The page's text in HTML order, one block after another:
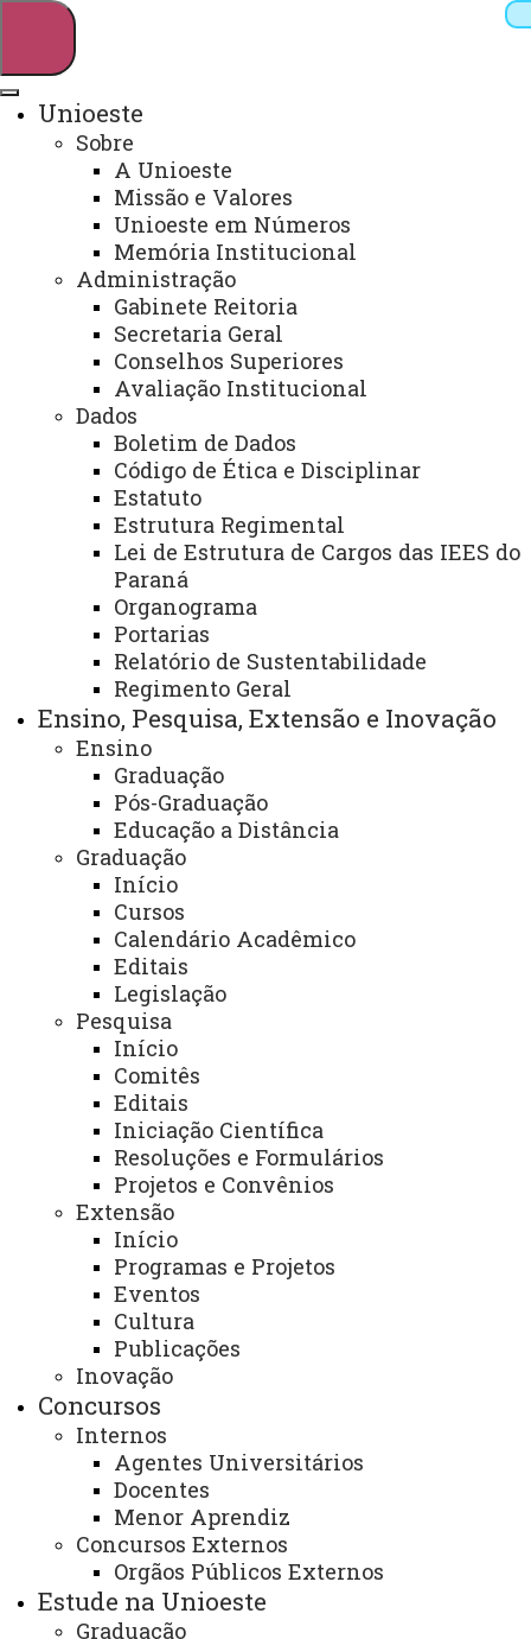
Webmail Sistemas
Telefones
Arquivo Virtual
Campus
Unioeste
Sobre
A Unioeste
Missão e Valores
Unioeste em Números
Memória Institucional
Administração
Gabinete Reitoria
Secretaria Geral
Conselhos Superiores
Avaliação Institucional
Dados
Boletim de Dados
Código de Ética e Disciplinar
Estatuto
Estrutura Regimental
Lei de Estrutura de Cargos das IEES do
Paraná
Organograma
Portarias
Relatório de Sustentabilidade
Regimento Geral
Ensino, Pesquisa, Extensão e Inovação
Ensino
Graduação
Pós-Graduação
Educação a Distância
Graduação
Início
Cursos
Calendário Acadêmico
Editais
Legislação
Pesquisa
Início
Comitês
Editais
Iniciação Científica
Resoluções e Formulários
Projetos e Convênios
Extensão
Início
Programas e Projetos
Eventos
Cultura
Publicações
Inovação
Concursos
Internos
Agentes Universitários
Docentes
Menor Aprendiz
Concursos Externos
Orgãos Públicos Externos
Estude na Unioeste
Graduação
CCH - Grupo Musicena
Título:Grupo Musicena
Área:Centro de Ciências Humanas – campus de
Francisco Beltrão
Finalidade e competências:
- Montagem de peças músico-teatrais
Descrição dos serviços oferecidos:
- Formação musical e cênica do elenco
- Estabelecimento de parcerias com artistas
regionais e instituições
- Apresentação de espetáculos para o público
interno e externo
Coordenador(a):
Telefone:(46) 3520-4815
Endereço para atendimento presencial e
correspondência:
Rua Maringá, 1200 – Bairro Vila Nova , CEP
85.605-010, Francisco Beltrão – Paraná.
Bloco A - Subsolo - Sala do Grupo de Estudos
Etno-Culturais
Estabelecimento de parcerias pelo e-
celioeyng@unioeste.br
ATUALIZAÇÃO MAIS RECENTE: 30 DE JUNHO DE
2025
ACESSOS: 1397